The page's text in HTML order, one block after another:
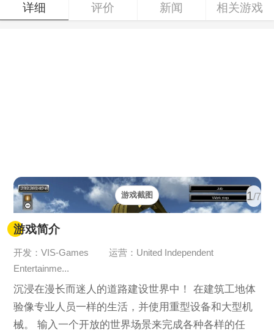
详细 评价 新闻 相关游戏
1/7
游戏截图
游戏简介
开发：VIS-Games
运营：United Independent
Entertainme...
沉浸在漫长而迷人的道路建设世界中！ 在建筑工地体
验像专业人员一样的生活，并使用重型设备和大型机
械。 输入一个开放的世界场景来完成各种各样的任